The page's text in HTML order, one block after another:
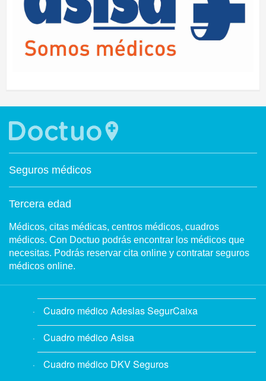
Seguros médicos
Tercera edad
Médicos, citas médicas, centros médicos, cuadros
médicos. Con Doctuo podrás encontrar los médicos que
necesitas. Podrás reservar cita online y contratar seguros
médicos online.
Cuadro médico Adeslas SegurCaixa
Cuadro médico Asisa
Cuadro médico DKV Seguros